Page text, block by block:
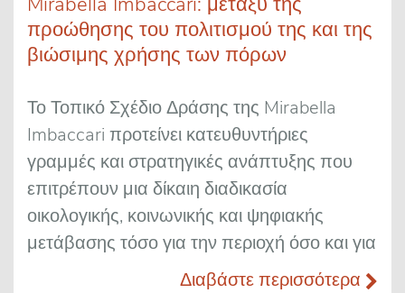
προώθησης του πολιτισμού της και της
βιώσιμης χρήσης των πόρων
Το Τοπικό Σχέδιο Δράσης της Mirabella
Imbaccari προτείνει κατευθυντήριες
γραμμές και στρατηγικές ανάπτυξης που
επιτρέπουν μια δίκαιη διαδικασία
οικολογικής, κοινωνικής και ψηφιακής
μετάβασης τόσο για την περιοχή όσο και για
Διαβάστε περισσότερα